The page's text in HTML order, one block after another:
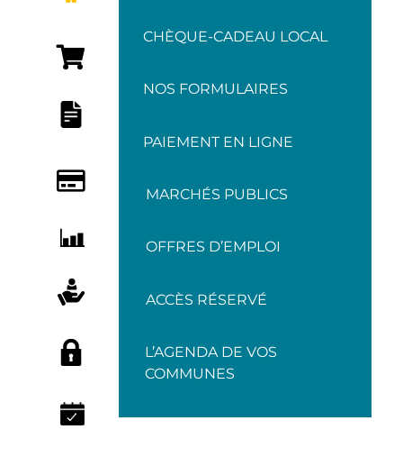
CHÈQUE-CADEAU LOCAL
NOS FORMULAIRES
PAIEMENT EN LIGNE
MARCHÉS PUBLICS
OFFRES D’EMPLOI
ACCÈS RÉSERVÉ
L’AGENDA DE VOS
COMMUNES